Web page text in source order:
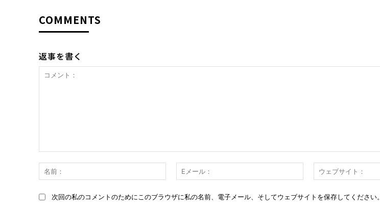
COMMENTS
返事を書く
ン
前：
メ
ル：
次回の私のコメントのためにこのブラウザに私の名前、電子メール、そしてウェブサイトを保存してください。